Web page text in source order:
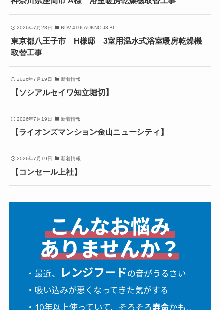
2026年7月28日 BDV-4106AUKNC-J3-BL
東京都八王子市 H様邸 3室用温水式浴室暖房乾燥機
取替工事
2026年7月19日 新着情報
【ソシアルセイワ知立堀切】
2026年7月19日 新着情報
【ライオンズマンション金山ニューシティ】
2026年7月19日 新着情報
【コンセール上社】